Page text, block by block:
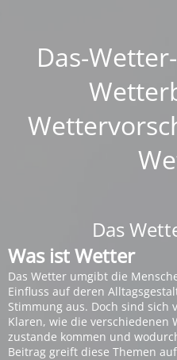
Das-
Das
Was ist Wetter
Das Wetter umgibt die
Einfluss auf deren
Stimmung aus. Doch sind sich
Klaren, wie die
zustande kommen und
Beitrag greift diese Themen